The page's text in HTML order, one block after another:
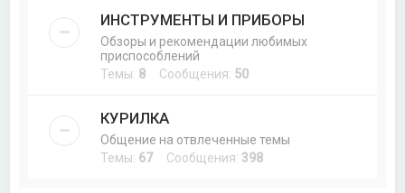
ИНСТРУМЕНТЫ И ПРИБОРЫ
Обзоры и рекомендации любимых
приспособлений
Темы: 8 Сообщения: 50
КУРИЛКА
Общение на отвлеченные темы
Темы: 67Сообщения: 398